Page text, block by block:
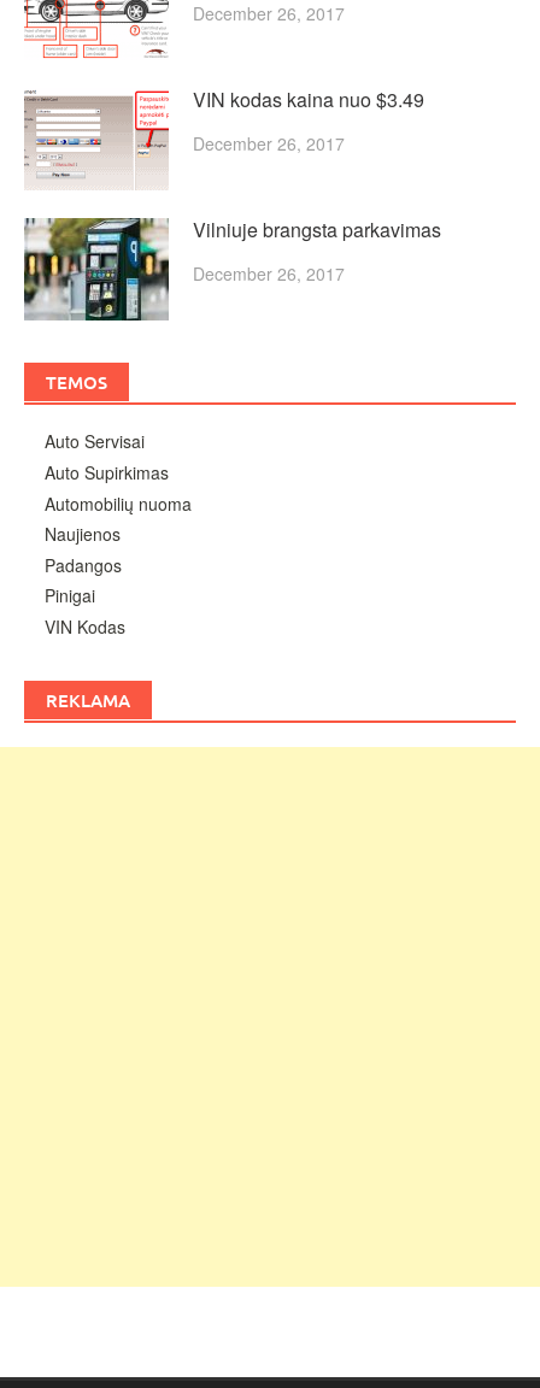
December 26, 2017
VIN kodas kaina nuo $3.49
December 26, 2017
Vilniuje brangsta parkavimas
December 26, 2017
TEMOS
Auto Servisai
Auto Supirkimas
Automobilių nuoma
Naujienos
Padangos
Pinigai
VIN Kodas
REKLAMA